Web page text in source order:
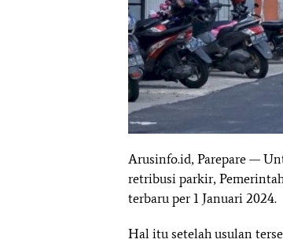
Arusinfo.id, Parepare —
retribusi parkir,
terbaru per 1 Januari 2024.
Hal itu setelah usulan